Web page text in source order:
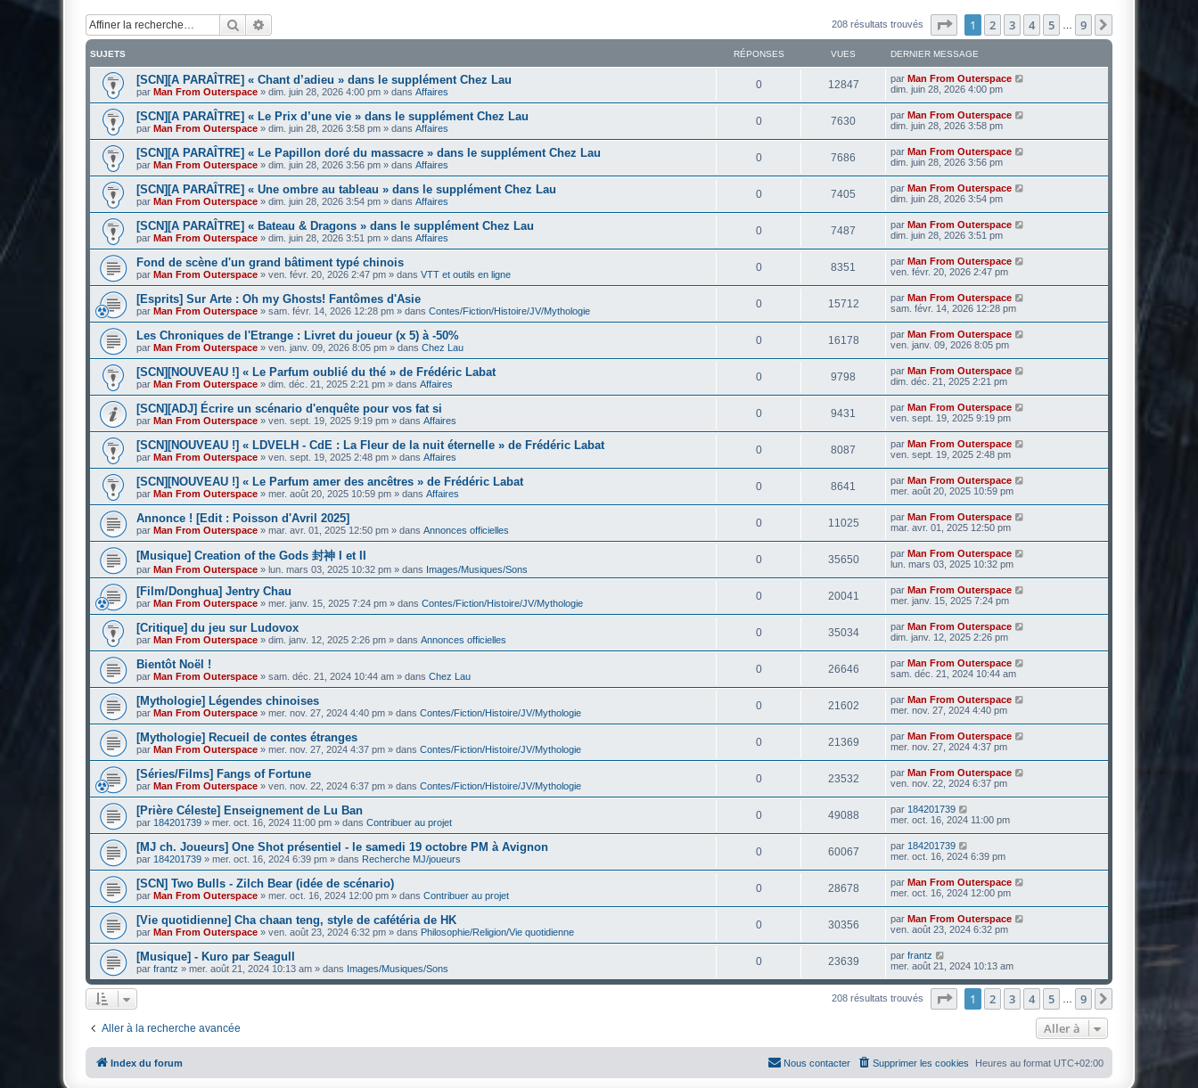
Rechercher 208 résultats trouvés Page sur9
1 2 3 4 5 9
SUJETS RÉPONSES VUES DERNIER MESSAGE
[SCN][A PARAÎTRE] « Chant d’adieu » dans le supplément Chez Lau
par Man From Outerspace » dim. juin 28, 2026 4:00 pm » dans Affaires
0 12847 par Man From Outerspace
dim. juin 28, 2026 4:00 pm
[SCN][A PARAÎTRE] « Le Prix d’une vie » dans le supplément Chez Lau
par Man From Outerspace » dim. juin 28, 2026 3:58 pm » dans Affaires
0 7630 par Man From Outerspace
dim. juin 28, 2026 3:58 pm
[SCN][A PARAÎTRE] « Le Papillon doré du massacre » dans le supplément Chez Lau
par Man From Outerspace » dim. juin 28, 2026 3:56 pm » dans Affaires
0 7686 par Man From Outerspace
dim. juin 28, 2026 3:56 pm
[SCN][A PARAÎTRE] « Une ombre au tableau » dans le supplément Chez Lau
par Man From Outerspace » dim. juin 28, 2026 3:54 pm » dans Affaires
0 7405 par Man From Outerspace
dim. juin 28, 2026 3:54 pm
[SCN][A PARAÎTRE] « Bateau & Dragons » dans le supplément Chez Lau
par Man From Outerspace » dim. juin 28, 2026 3:51 pm » dans Affaires
0 7487 par Man From Outerspace
dim. juin 28, 2026 3:51 pm
Fond de scène d'un grand bâtiment typé chinois
par Man From Outerspace » ven. févr. 20, 2026 2:47 pm » dans VTT et outils en ligne
0 8351 par Man From Outerspace
ven. févr. 20, 2026 2:47 pm
[Esprits] Sur Arte : Oh my Ghosts! Fantômes d'Asie
par Man From Outerspace » sam. févr. 14, 2026 12:28 pm » dans Contes/Fiction/Histoire/JV/Mythologie
0 15712 par Man From Outerspace
sam. févr. 14, 2026 12:28 pm
Les Chroniques de l'Etrange : Livret du joueur (x 5) à -50%
par Man From Outerspace » ven. janv. 09, 2026 8:05 pm » dans Chez Lau
0 16178 par Man From Outerspace
ven. janv. 09, 2026 8:05 pm
[SCN][NOUVEAU !] « Le Parfum oublié du thé » de Frédéric Labat
par Man From Outerspace » dim. déc. 21, 2025 2:21 pm » dans Affaires
0 9798 par Man From Outerspace
dim. déc. 21, 2025 2:21 pm
[SCN][ADJ] Écrire un scénario d'enquête pour vos fat si
par Man From Outerspace » ven. sept. 19, 2025 9:19 pm » dans Affaires
0 9431 par Man From Outerspace
ven. sept. 19, 2025 9:19 pm
[SCN][NOUVEAU !] « LDVELH - CdE : La Fleur de la nuit éternelle » de Frédéric Labat
par Man From Outerspace » ven. sept. 19, 2025 2:48 pm » dans Affaires
0 8087 par Man From Outerspace
ven. sept. 19, 2025 2:48 pm
[SCN][NOUVEAU !] « Le Parfum amer des ancêtres » de Frédéric Labat
par Man From Outerspace » mer. août 20, 2025 10:59 pm » dans Affaires
0 8641 par Man From Outerspace
mer. août 20, 2025 10:59 pm
Annonce ! [Edit : Poisson d'Avril 2025]
par Man From Outerspace » mar. avr. 01, 2025 12:50 pm » dans Annonces officielles
0 11025 par Man From Outerspace
mar. avr. 01, 2025 12:50 pm
[Musique] Creation of the Gods 封神 I et II
par Man From Outerspace » lun. mars 03, 2025 10:32 pm » dans Images/Musiques/Sons
0 35650 par Man From Outerspace
lun. mars 03, 2025 10:32 pm
[Film/Donghua] Jentry Chau
par Man From Outerspace » mer. janv. 15, 2025 7:24 pm » dans Contes/Fiction/Histoire/JV/Mythologie
0 20041 par Man From Outerspace
mer. janv. 15, 2025 7:24 pm
[Critique] du jeu sur Ludovox
par Man From Outerspace » dim. janv. 12, 2025 2:26 pm » dans Annonces officielles
0 35034 par Man From Outerspace
dim. janv. 12, 2025 2:26 pm
Bientôt Noël !
par Man From Outerspace » sam. déc. 21, 2024 10:44 am » dans Chez Lau
0 26646 par Man From Outerspace
sam. déc. 21, 2024 10:44 am
[Mythologie] Légendes chinoises
par Man From Outerspace » mer. nov. 27, 2024 4:40 pm » dans Contes/Fiction/Histoire/JV/Mythologie
0 21602 par Man From Outerspace
mer. nov. 27, 2024 4:40 pm
[Mythologie] Recueil de contes étranges
par Man From Outerspace » mer. nov. 27, 2024 4:37 pm » dans Contes/Fiction/Histoire/JV/Mythologie
0 21369 par Man From Outerspace
mer. nov. 27, 2024 4:37 pm
[Séries/Films] Fangs of Fortune
par Man From Outerspace » ven. nov. 22, 2024 6:37 pm » dans Contes/Fiction/Histoire/JV/Mythologie
0 23532 par Man From Outerspace
ven. nov. 22, 2024 6:37 pm
[Prière Céleste] Enseignement de Lu Ban
par 184201739 » mer. oct. 16, 2024 11:00 pm » dans Contribuer au projet
0 49088 par 184201739
mer. oct. 16, 2024 11:00 pm
[MJ ch. Joueurs] One Shot présentiel - le samedi 19 octobre PM à Avignon
par 184201739 » mer. oct. 16, 2024 6:39 pm » dans Recherche MJ/joueurs
0 60067 par 184201739
mer. oct. 16, 2024 6:39 pm
[SCN] Two Bulls - Zilch Bear (idée de scénario)
par Man From Outerspace » mer. oct. 16, 2024 12:00 pm » dans Contribuer au projet
0 28678 par Man From Outerspace
mer. oct. 16, 2024 12:00 pm
[Vie quotidienne] Cha chaan teng, style de cafétéria de HK
par Man From Outerspace » ven. août 23, 2024 6:32 pm » dans Philosophie/Religion/Vie quotidienne
0 30356 par Man From Outerspace
ven. août 23, 2024 6:32 pm
[Musique] - Kuro par Seagull
par frantz » mer. août 21, 2024 10:13 am » dans Images/Musiques/Sons
0 23639 par frantz
mer. août 21, 2024 10:13 am
208 résultats trouvés Page sur9
1 2 3 4 5 9
Aller à la recherche avancée Aller à
Index du forum Heures au format UTC+02:00
Supprimer les cookies
Nous contacter